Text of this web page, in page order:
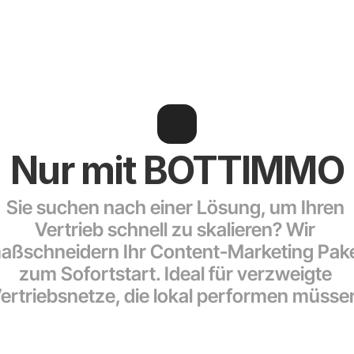
Nur mit BOTTIMMO
Sie suchen nach einer Lösung, um Ihren
Vertrieb schnell zu skalieren? Wir
Ihr Content-Marketing
zum Sofortstart. Ideal für verzweigte
die lokal performen